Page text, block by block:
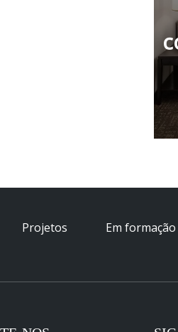
Projetos Em formação